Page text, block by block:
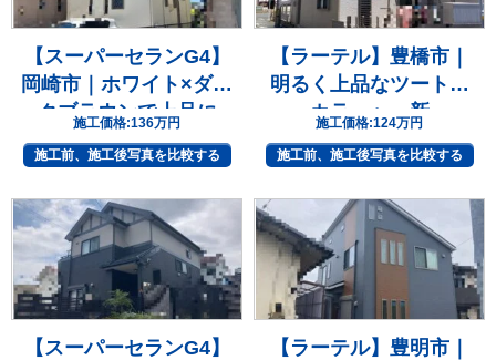
【スーパーセランG4】
岡崎市｜ホワイト×ダー
クブラウンで上品に
施工価格:136万円
施工前、施工後写真を比較する
【ラーテル】豊橋市｜
明るく上品なツートン
カラーへ一新
施工価格:124万円
施工前、施工後写真を比較する
【スーパーセランG4】
【ラーテル】豊明市｜